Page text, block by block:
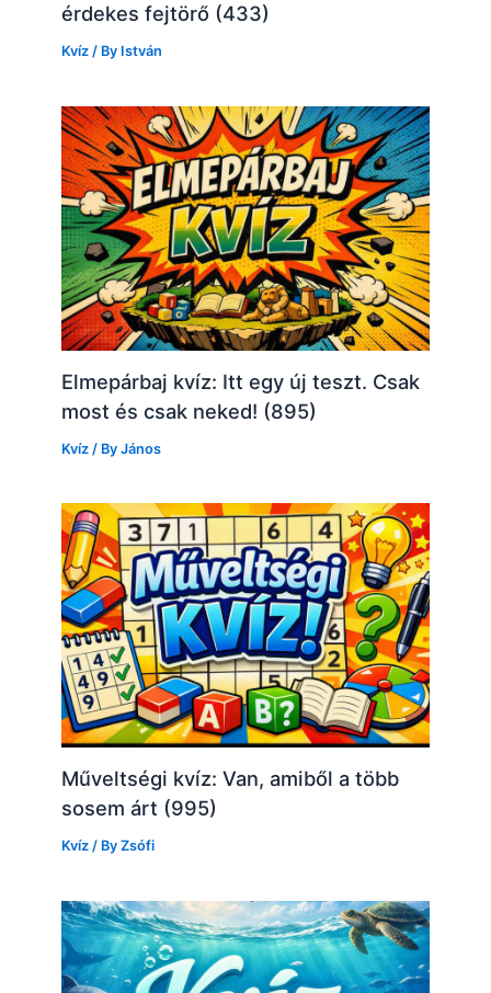
érdekes fejtörő (433)
Kvíz / By István
Elmepárbaj kvíz: Itt egy új teszt. Csak
most és csak neked! (895)
Kvíz / ByJános
Műveltségi kvíz: Van, amiből a több
sosem árt (995)
Kvíz / ByZsófi